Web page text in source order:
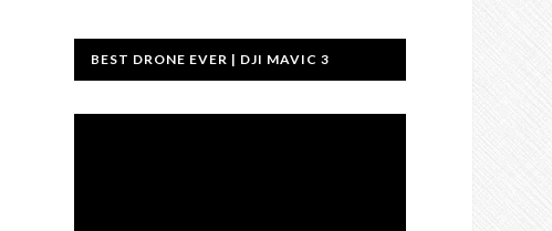
BEST DRONE EVER | DJI MAVIC 3